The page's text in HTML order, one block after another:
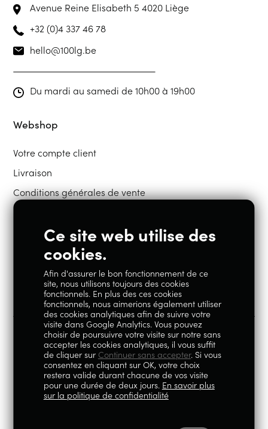
Avenue Reine Elisabeth 54020 Liège
+32 (0)4 337 46 78
hello@100lg.be
Du mardi au samedi de 10h00 à 19h00
Webshop
Votre compte client
Livraison
Conditions générales de vente
Restons en contact
Instagram Facebook
100% Liégeois est un concept de la société Geoby SRL, TVA
BE0759.717.658, sise Avenue Reine Elisabeth 5 à 4020 Liège.
© 2026
Mentions légales |
Politique de
Ce site web utilise des
cookies.
Afin d'assurer le bon fonctionnement de ce
site, nous utilisons toujours des cookies
fonctionnels. En plus des ces cookies
fonctionnels, nous aimerions également utiliser
des cookies analytiques afin de suivre votre
visite dans Google Analytics. Vous pouvez
choisir de poursuivre votre visite sur notre sans
accepter les cookies analytiques, il vous suffit
de cliquer sur Continuer sans accepter. Si vous
consentez en cliquant sur OK, votre choix
restera valide durant chacune de vos visite
pour une durée de deux jours. En savoir plus
sur la politique de confidentialité